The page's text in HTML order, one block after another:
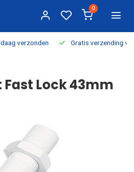
0
verzonden Gratis verzending
Fast Lock 43mm